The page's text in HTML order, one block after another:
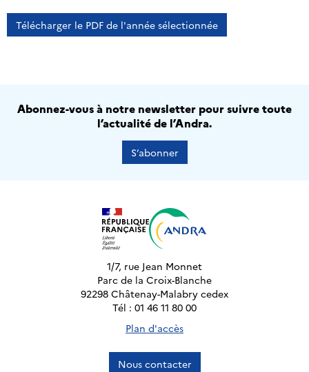
Télécharger le PDF de l'année sélectionnée
Abonnez-vous à notre newsletter pour suivre toute
l’actualité de l’Andra.
S’abonner
1/7, rue Jean Monnet
Parc de la Croix-Blanche
92298 Châtenay-Malabry cedex
Tél : 01 46 11 80 00
Plan d'accès
Nous contacter